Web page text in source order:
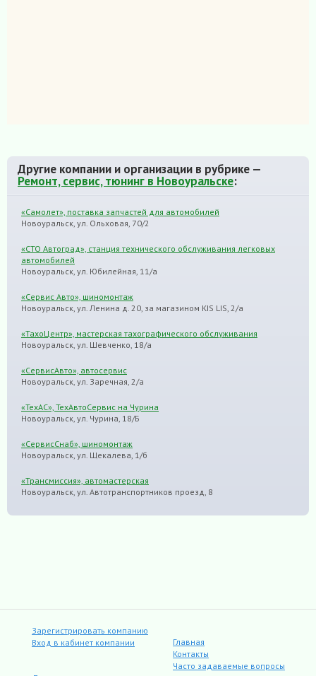
Другие компании и организации в рубрике —
Ремонт, сервис, тюнинг в Новоуральске:
«Самолет», поставка запчастей для автомобилей
Новоуральск, ул. Ольховая, 70/2
«СТО Автоград», станция технического обслуживания легковых
автомобилей
Новоуральск, ул. Юбилейная, 11/а
«Сервис Авто», шиномонтаж
Новоуральск, ул. Ленина д. 20, за магазином KIS LIS, 2/а
«ТахоЦентр», мастерская тахографического обслуживания
Новоуральск, ул. Шевченко, 18/а
«СервисАвто», автосервис
Новоуральск, ул. Заречная, 2/а
«ТехАС», ТехАвтоСервис на Чурина
Новоуральск, ул. Чурина, 18/Б
«СервисСнаб», шиномонтаж
Новоуральск, ул. Щекалева, 1/б
«Трансмиссия», автомастерская
Новоуральск, ул. Автотранспортников проезд, 8
Зарегистрировать компанию
Вход в кабинет компании
Главная
Контакты
Часто задаваемые вопросы